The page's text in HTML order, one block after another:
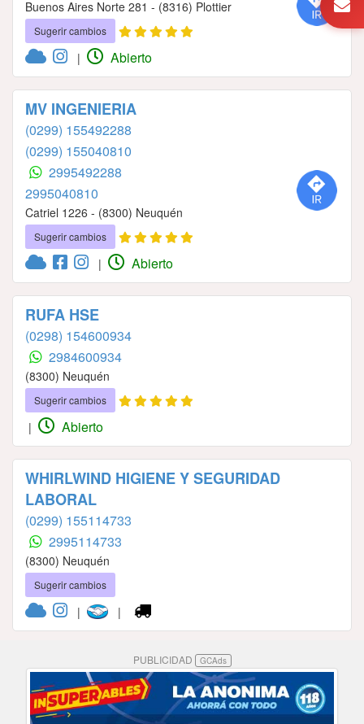
Buenos Aires Norte 281 - (8316) Plottier
Sugerir cambios
| Abierto
MV INGENIERIA
(0299) 155492288
(0299) 155040810
2995492288
2995040810
Catriel 1226 - (8300) Neuquén
Sugerir cambios
| Abierto
RUFA HSE
(0298) 154600934
2984600934
(8300) Neuquén
Sugerir cambios
| Abierto
WHIRLWIND HIGIENE Y SEGURIDAD
LABORAL
(0299) 155114733
2995114733
(8300) Neuquén
Sugerir cambios
| |
PUBLICIDAD GCAds